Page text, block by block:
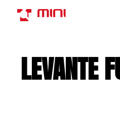
LEVANTE